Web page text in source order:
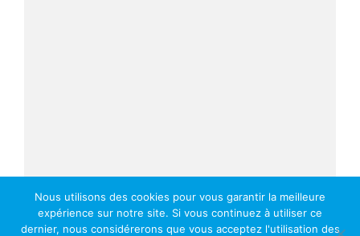
Nous utilisons des cookies pour vous garantir la meilleure
expérience sur notre site. Si vous continuez à utiliser ce
dernier, nous considérerons que vous acceptez l'utilisation des